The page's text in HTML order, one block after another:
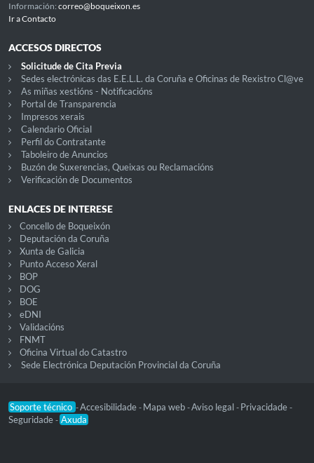
Información: correo@boqueixon.es
Ir a Contacto
ACCESOS DIRECTOS
Solicitude de Cita Previa
Sedes electrónicas das E.E.L.L. da Coruña e Oficinas de Rexistro Cl@ve
As miñas xestións - Notificacións
Portal de Transparencia
Impresos xerais
Calendario Oficial
Perfil do Contratante
Taboleiro de Anuncios
Buzón de Suxerencias, Queixas ou Reclamacións
Verificación de Documentos
ENLACES DE INTERESE
Concello de Boqueixón
Deputación da Coruña
Xunta de Galicia
Punto Acceso Xeral
BOP
DOG
BOE
eDNI
Validacións
FNMT
Oficina Virtual do Catastro
Sede Electrónica Deputación Provincial da Coruña
Soporte técnico -Accesibilidade - Mapa web -Aviso legal - Privacidade -
Seguridade - Axuda